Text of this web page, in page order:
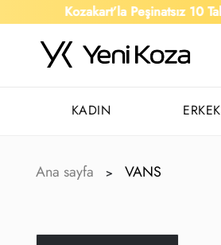
Kozakart’la Peşinatsız 10 Taksit!
KADIN ERKEK
Ana sayfa > VANS